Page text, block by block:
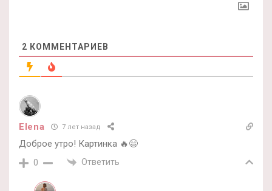
2 КОММЕНТАРИЕВ
Elena 7 лет назад
Доброе утро! Картинка 🔥😄
0 Ответить